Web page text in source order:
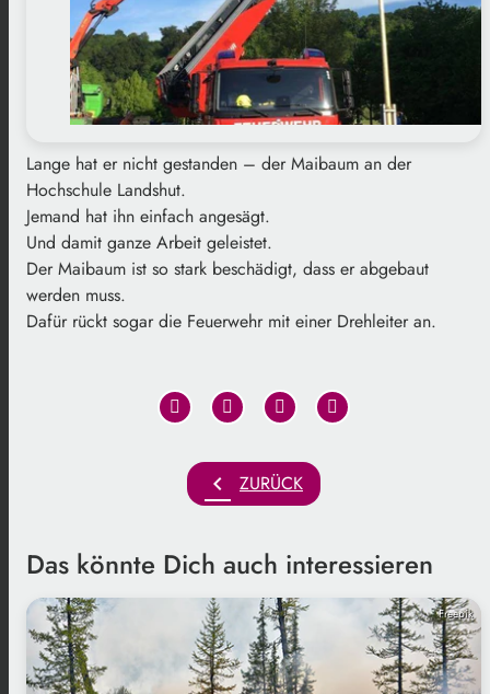
Lange hat er nicht gestanden – der Maibaum an der
Hochschule Landshut.
Jemand hat ihn einfach angesägt.
Und damit ganze Arbeit geleistet.
Der Maibaum ist so stark beschädigt, dass er abgebaut
werden muss.
Dafür rückt sogar die Feuerwehr mit einer Drehleiter an.
chevron_left ZURÜCK
Das könnte Dich auch interessieren
Freepik